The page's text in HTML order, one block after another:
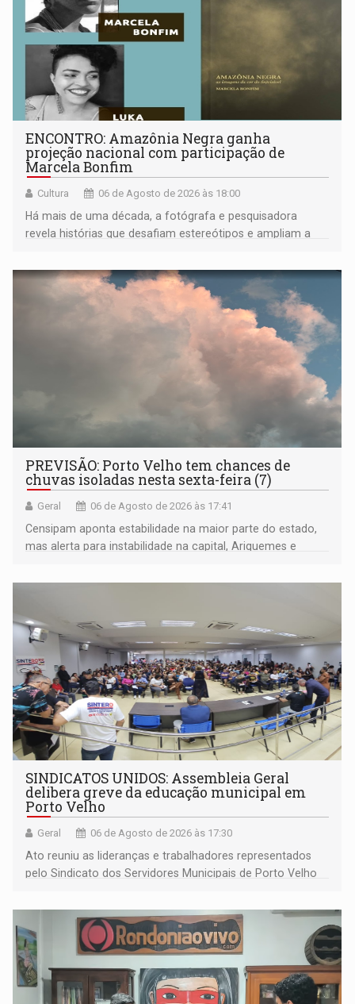
ENCONTRO: Amazônia Negra ganha
projeção nacional com participação de
Marcela Bonfim
Cultura 06 de Agosto de 2026 às 18:00
Há mais de uma década, a fotógrafa e pesquisadora
revela histórias que desafiam estereótipos e ampliam a
negras
PREVISÃO: Porto Velho tem chances de
chuvas isoladas nesta sexta-feira (7)
Geral 06 de Agosto de 2026 às 17:41
Censipam aponta estabilidade na maior parte do estado,
mas alerta para instabilidade na capital, Ariquemes e
SINDICATOS UNIDOS: Assembleia Geral
delibera greve da educação municipal em
Porto Velho
Geral 06 de Agosto de 2026 às 17:30
Ato reuniu as lideranças e trabalhadores representados
pelo Sindicato dos Servidores Municipais de Porto Velho